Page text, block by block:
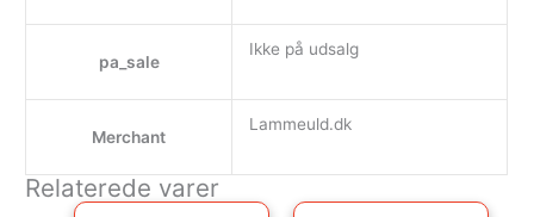
pa_sale
Ikke på udsalg
Merchant
Lammeuld.dk
Relaterede varer